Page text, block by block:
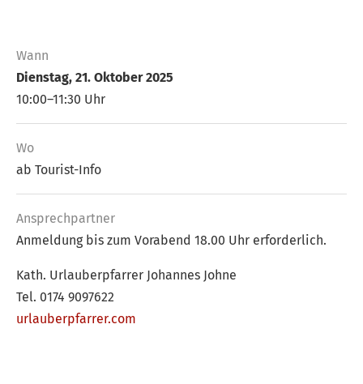
Wann
Dienstag, 21. Oktober 2025
10:00–11:30 Uhr
Wo
ab Tourist-Info
Ansprech­partner
Anmeldung bis zum Vorabend 18.00 Uhr erforderlich.
Kath. Urlauberpfarrer Johannes Johne
Tel. 0174 9097622
urlauberpfarrer.com